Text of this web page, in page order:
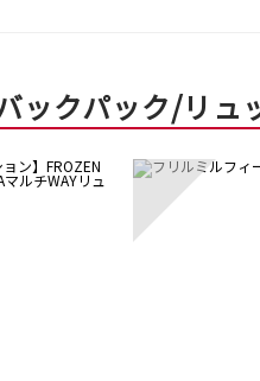
ックパック/リュ